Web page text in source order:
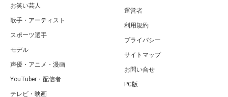
お笑い芸人
歌手・アーティスト
スポーツ選手
モデル
声優・アニメ・漫画
YouTuber・配信者
テレビ・映画
運営者
利用規約
プライバシー
サイトマップ
お問い合せ
PC版